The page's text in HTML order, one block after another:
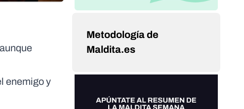
enemigo y
Metodología de
Maldita.es